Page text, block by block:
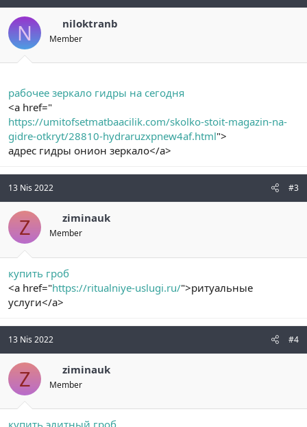
N niloktranb
Member
рабочее зеркало гидры на сегодня
<a href="
https://umitofsetmatbaacilik.com/skolko-stoit-magazin-na-
gidre-otkryt/28810-hydraruzxpnew4af.html">
адрес гидры онион зеркало</a>
13 Nis 2022 #3
Z ziminauk
Member
купить гроб
<a href="https://ritualniye-uslugi.ru/">ритуальные
услуги</a>
13 Nis 2022 #4
Z ziminauk
Member